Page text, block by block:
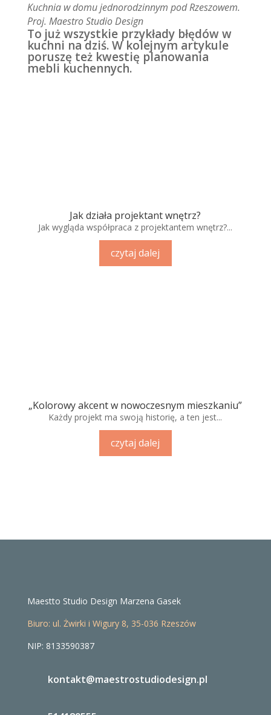
Kuchnia w domu jednorodzinnym pod Rzeszowem.
Proj. Maestro Studio Design
To już wszystkie przykłady błędów w
kuchni na dziś. W kolejnym artykule
poruszę też kwestię planowania
mebli kuchennych.
Jak działa projektant wnętrz?
Jak wygląda współpraca z projektantem wnętrz?...
czytaj dalej
„Kolorowy akcent w nowoczesnym mieszkaniu”
Każdy projekt ma swoją historię, a ten jest...
czytaj dalej
Maestto Studio Design Marzena Gasek
Biuro: ul. Żwirki i Wigury 8, 35-036 Rzeszów
NIP: 8133590387
kontakt@maestrostudiodesign.pl